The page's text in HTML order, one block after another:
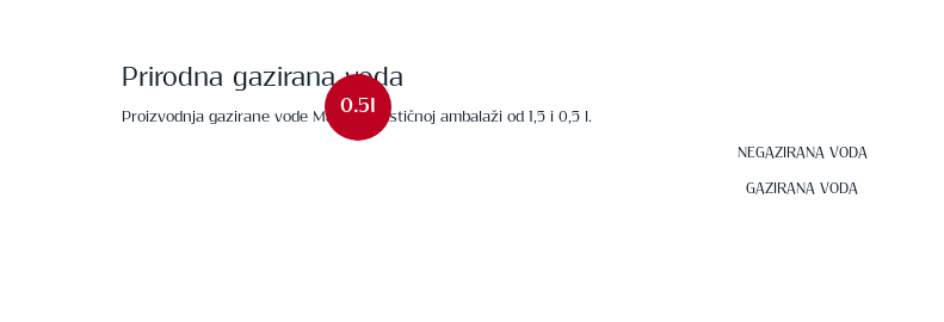
0.5l
Prirodna gazirana voda
Proizvodnja gazirane vode MaYa u plastičnoj ambalaži od 1,5 i 0,5 l.
NEGAZIRANA VODA
GAZIRANA VODA